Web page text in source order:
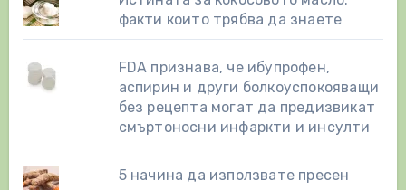
факти които трябва да знаете
FDA признава, че ибупрофен,
аспирин и други болкоуспокояващи
без рецепта могат да предизвикат
смъртоносни инфаркти и инсулти
5 начина да използвате пресен